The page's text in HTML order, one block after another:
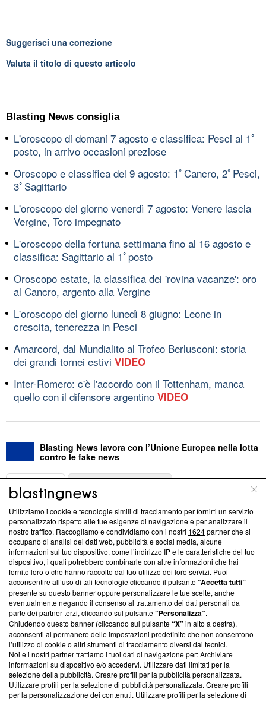
Suggerisci una correzione
Valuta il titolo di questo articolo
Blasting News consiglia
L'oroscopo di domani 7 agosto e classifica: Pesci al 1ﾟ
posto, in arrivo occasioni preziose
Oroscopo e classifica del 9 agosto: 1ﾟCancro, 2ﾟPesci,
3ﾟSagittario
L'oroscopo del giorno venerdì 7 agosto: Venere lascia
Vergine, Toro impegnato
L'oroscopo della fortuna settimana fino al 16 agosto e
classifica: Sagittario al 1ﾟposto
Oroscopo estate, la classifica dei 'rovina vacanze': oro
al Cancro, argento alla Vergine
L'oroscopo del giorno lunedì 8 giugno: Leone in
crescita, tenerezza in Pesci
Amarcord, dal Mundialito al Trofeo Berlusconi: storia
dei grandi tornei estivi VIDEO
Inter-Romero: c'è l'accordo con il Tottenham, manca
quello con il difensore argentino VIDEO
Blasting News lavora con l’Unione Europea nella lotta
contro le fake news
ABOUT
Questa sezione offre informazioni trasparenti su Blasting
News, sui nostri processi editoriali e su come ci impegniamo a
creare news di qualità. Inoltre, afferma la nostra aderenza a
‘Trust Project - News with Integrity’Blasting News non è
ancora membro del programma, ma ha richiesto di farne
parte; Trust Project non ha ancora effettuato una verifica di
conformità agli standard.
Su di noi
Team editoriale
Corporate
Redazione
Informativa Privacy
Utilizziamo i cookie e tecnologie simili di tracciamento per fornirti un servizio
personalizzato rispetto alle tue esigenze di navigazione e per analizzare il
nostro traffico. Raccogliamo e condividiamo con i nostri 1624partner che si
occupano di analisi dei dati web, pubblicità e social media, alcune
informazioni sul tuo dispositivo, come l’indirizzo IP e le caratteristiche del tuo
dispositivo, i quali potrebbero combinarle con altre informazioni che hai
fornito loro o che hanno raccolto dal tuo utilizzo dei loro servizi. Puoi
acconsentire all’uso di tali tecnologie cliccando il pulsante“Accetta tutti”
presente su questo banner oppure personalizzare le tue scelte, anche
eventualmente negando il consenso al trattamento dei dati personali da
parte dei partner terzi, cliccando sul pulsante“Personalizza”.
Chiudendo questo banner (cliccando sul pulsante“X”in alto a destra),
acconsenti al permanere delle impostazioni predefinite che non consentono
l’utilizzo di cookie o altri strumenti di tracciamento diversi dai tecnici.
Noi e i nostri partner trattiamo i tuoi dati di navigazione per: Archiviare
informazioni su dispositivo e/o accedervi. Utilizzare dati limitati per la
selezione della pubblicità. Creare profili per la pubblicità personalizzata.
Utilizzare profili per la selezione di pubblicità personalizzata. Creare profili
per la personalizzazione dei contenuti. Utilizzare profili per la selezione di